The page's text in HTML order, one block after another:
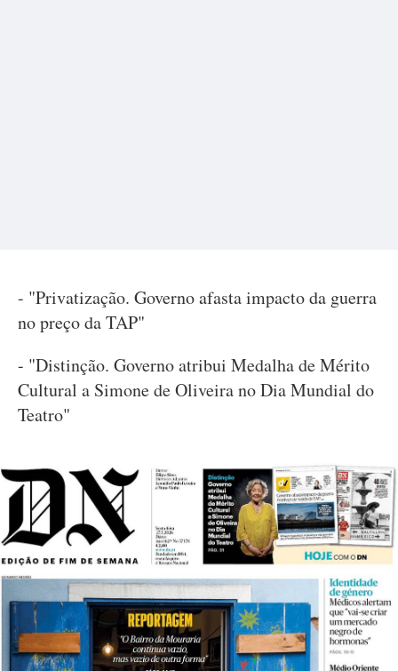
- "Privatização. Governo afasta impacto da guerra
no preço da TAP"
- "Distinção. Governo atribui Medalha de Mérito
Cultural a Simone de Oliveira no Dia Mundial do
Teatro"